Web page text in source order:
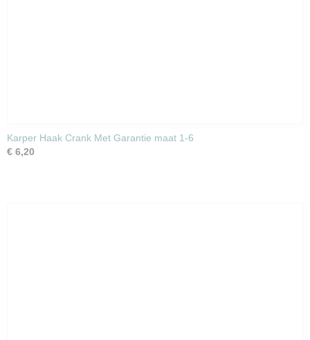
Karper Haak Crank Met Garantie maat 1-6
€ 6,20